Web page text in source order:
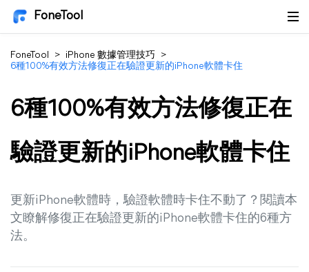
FoneTool
FoneTool > iPhone 數據管理技巧
>
6種100%有效方法修復正在驗證更新的iPhone軟體卡住
6種100%有效方法修復正在
驗證更新的iPhone軟體卡住
更新iPhone軟體時，驗證軟體時卡住不動了？閱讀本
文瞭解修復正在驗證更新的iPhone軟體卡住的6種方
法。